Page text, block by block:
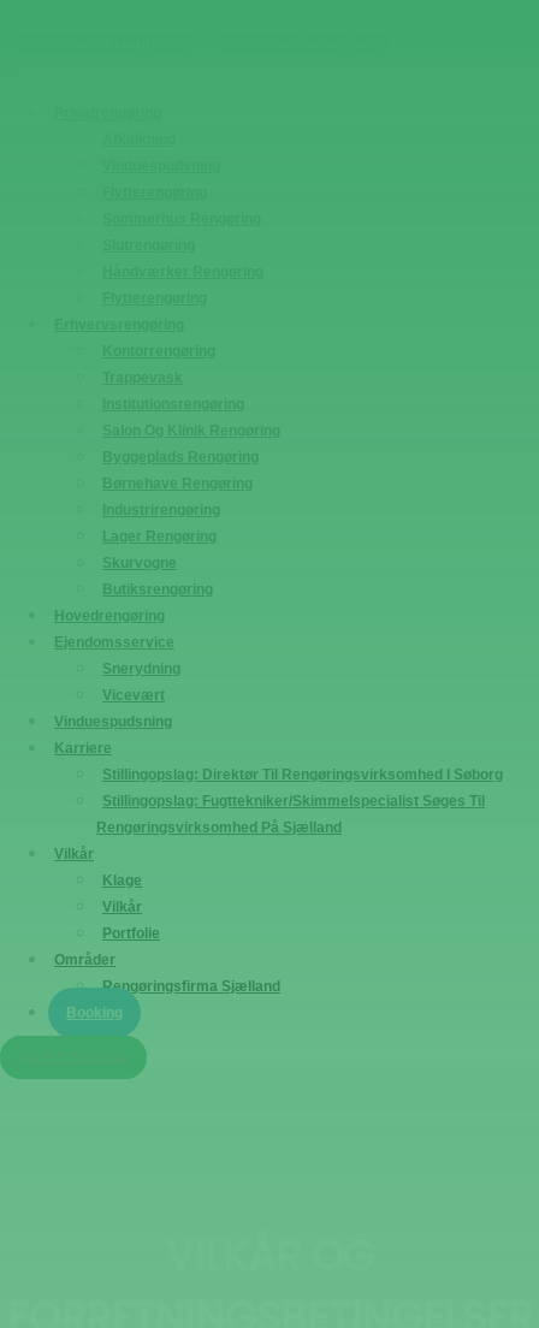
Børnehave Rengøring
Industrirengøring
Lager Rengøring
Skurvogne
Butiksrengøring
Hovedrengøring
Ejendomsservice
Snerydning
Vicevært
Vinduespudsning
Karriere
Stillingopslag: Direktør Til Rengøringsvirksomhed I Søborg
Stillingopslag: Fugttekniker/Skimmelspecialist Søges Til
Rengøringsvirksomhed På Sjælland
Vilkår
Klage
Vilkår
Portfolie
Områder
Rengøringsfirma Sjælland
Booking